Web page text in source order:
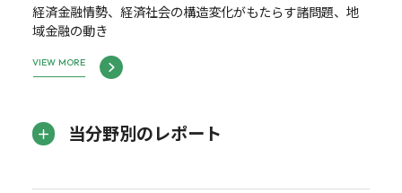
経済金融情勢、経済社会の構造変化がもたらす諸問題、地
域金融の動き
VIEW MORE
当分野別のレポート